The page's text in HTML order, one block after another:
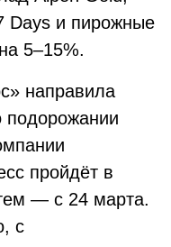
Days и пирожные
5–15%.
направила
подорожании
пройдёт в
— с 24 марта.
с